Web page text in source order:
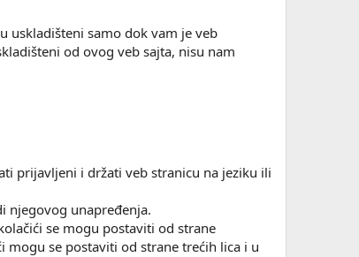
uskladišteni samo dok vam je veb
od ovog veb sajta, nisu nam
prijavljeni i držati veb stranicu na jeziku ili
njegovog unapređenja.
se mogu postaviti od strane
mogu se postaviti od strane trećih lica i u